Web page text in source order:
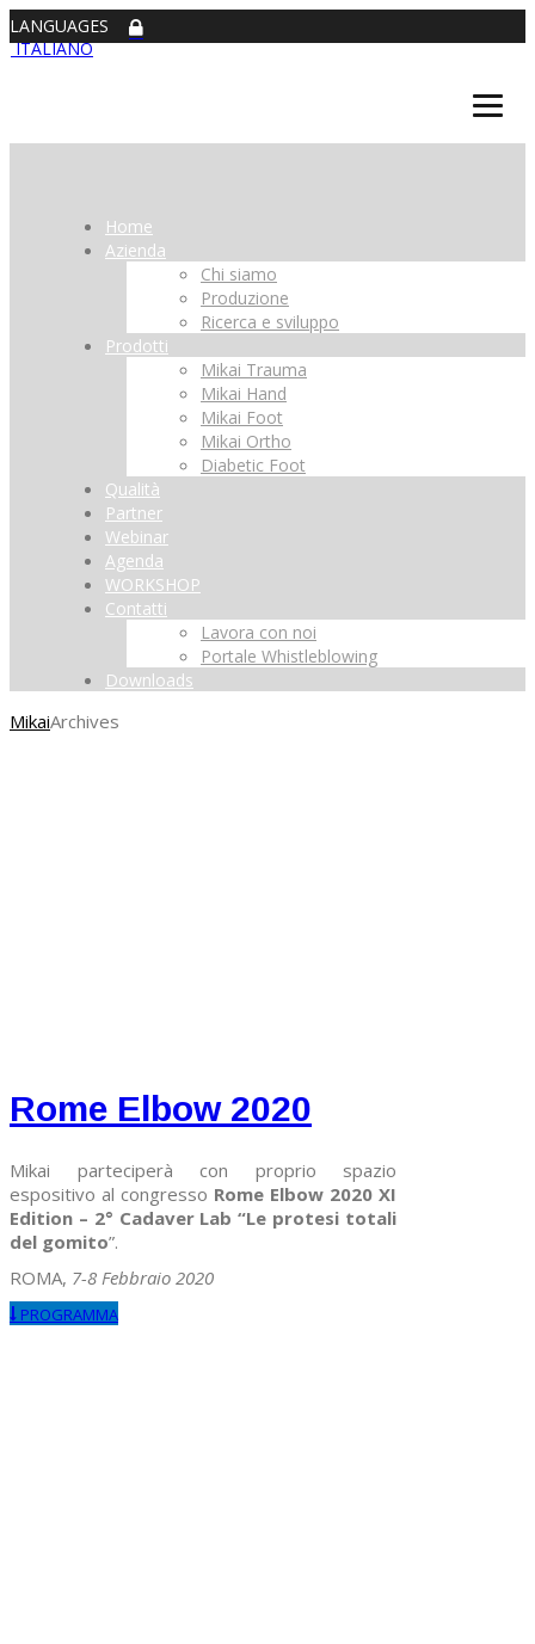
LANGUAGES
ITALIANO
Home
Azienda
Chi siamo
Produzione
Ricerca e sviluppo
Prodotti
Mikai Trauma
Mikai Hand
Mikai Foot
Mikai Ortho
Diabetic Foot
Qualità
Partner
Webinar
Agenda
WORKSHOP
Contatti
Lavora con noi
Portale Whistleblowing
Downloads
MikaiArchives
Rome Elbow 2020
Mikai parteciperà con proprio spazio
espositivo al congresso Rome Elbow 2020 XI
Edition – 2° Cadaver Lab “Le protesi totali
del gomito”.
ROMA, 7-8 Febbraio 2020
PROGRAMMA